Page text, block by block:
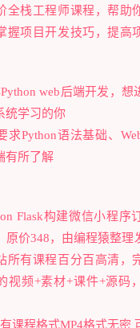
全栈工程师课程，帮助
握项目开发技巧，提高
web后端开发，想
统学习的你
求Python语法基础、
有所了解
Flask构建微信小程序
原价348，由编程猿整理
所有课程百分百高清，
视频+素材+课件+源码
课程格式MP4格式无密